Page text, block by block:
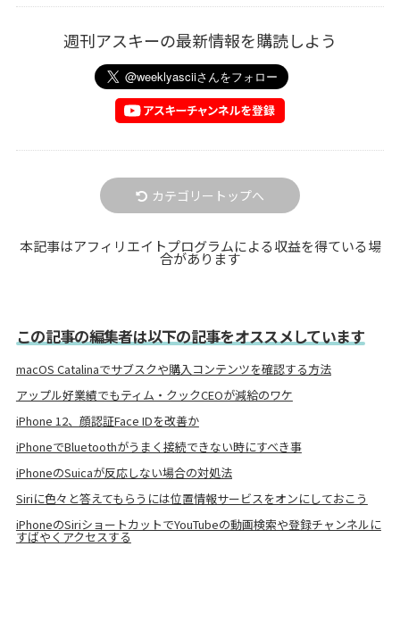
週刊アスキーの最新情報を購読しよう
カテゴリートップへ
本記事はアフィリエイトプログラムによる収益を得ている場
合があります
この記事の編集者は以下の記事をオススメしています
macOS Catalinaでサブスクや購入コンテンツを確認する方法
アップル好業績でもティム・クックCEOが減給のワケ
iPhone 12、顔認証Face IDを改善か
iPhoneでBluetoothがうまく接続できない時にすべき事
iPhoneのSuicaが反応しない場合の対処法
Siriに色々と答えてもらうには位置情報サービスをオンにしておこう
iPhoneのSiriショートカットでYouTubeの動画検索や登録チャンネルに
すばやくアクセスする